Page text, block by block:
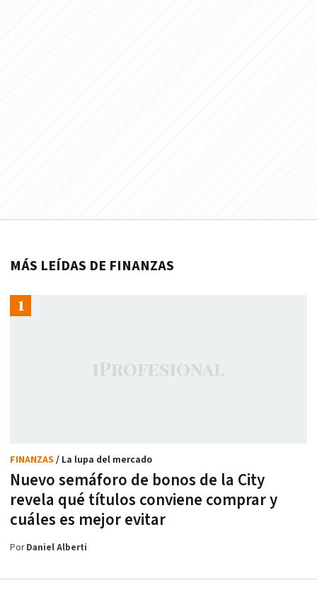
MÁS LEÍDAS DE FINANZAS
Nuevo semáforo de bonos de la City
revela qué títulos conviene comprar y
cuáles es mejor evitar
FINANZAS / La lupa del mercado
PorDaniel Alberti